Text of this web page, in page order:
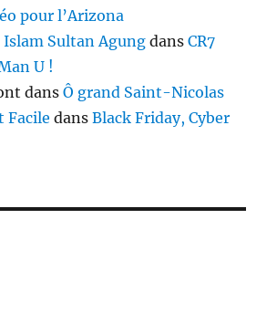
pour l’Arizona
Sultan Agung dansCR7
U !
dansÔ grand Saint-Nicolas
Facile dansBlack Friday, Cyber